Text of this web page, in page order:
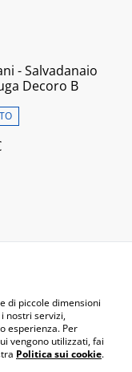
- Salvadanaio
Decoro B
Terms
Policy
di piccole dimensioni
nostri servizi,
esperienza. Per
vengono utilizzati, fai
Politica sui cookie.